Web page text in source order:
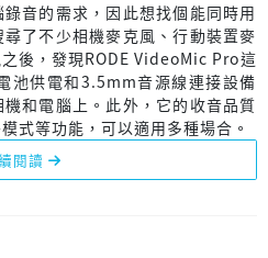
音的需求，因此想找個能同時用
了不少相機麥克風、行動裝置麥
後，發現RODE VideoMic Pro這
池供電和3.5mm音源線連接設備
和電腦上。此外，它的收音品質
式等功能，可以適用多種場合。
閱讀